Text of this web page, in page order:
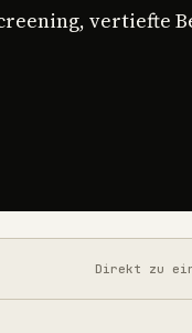
vertiefte
Direkt zu